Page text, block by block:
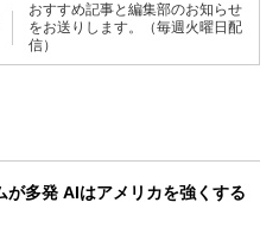
おすすめ記事と編集部のお知らせ
をお送りします。（毎週火曜日配
信）
が多発 AIはアメリカを強くする